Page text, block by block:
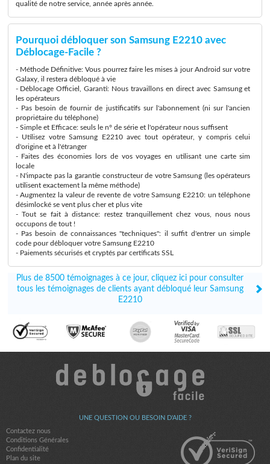
qualité de notre service, année après année.
Pourquoi débloquer son Samsung E2210 avec
Déblocage-Facile ?
- Méthode Définitive: Vous pourrez faire les mises à jour Android sur votre
Galaxy, il restera débloqué à vie
- Déblocage Officiel, Garanti: Nous travaillons en direct avec Samsung et
les opérateurs
- Pas besoin de fournir de justificatifs sur l'abonnement (ni sur l'ancien
propriétaire du téléphone)
- Simple et Efficace: seuls le n° de série et l'opérateur nous suffisent
- Utilisez votre Samsung E2210 avec tout opérateur, y compris celui
d'origine et à l'étranger
- Faites des économies lors de vos voyages en utilisant une carte sim
locale
- N'impacte pas la garantie constructeur de votre Samsung (les opérateurs
utilisent exactement la même méthode)
- Augmentez la valeur de revente de votre Samsung E2210: un téléphone
désimlocké se vent plus cher et plus vite
- Tout se fait à distance: restez tranquillement chez vous, nous nous
occupons de tout !
- Pas besoin de connaissances "techniques": il suffit d'entrer un simple
code pour débloquer votre Samsung E2210
- Paiements sécurisés et cryptés par certificats SSL
Plus de 8500 témoignages à ce jour, cliquez ici pour consulter
tous les témoignages de clients ayant débloqué leur Samsung
E2210
UNE QUESTION OU BESOIN D'AIDE ?
Contactez nous
Conditions Générales
Confidentialité
Plan du site